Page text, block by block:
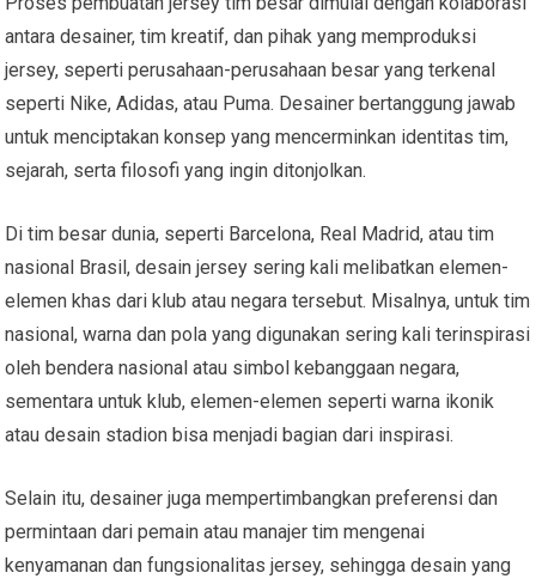
antara desainer, tim kreatif, dan pihak yang memproduksi
jersey, seperti perusahaan-perusahaan besar yang terkenal
seperti Nike, Adidas, atau Puma. Desainer bertanggung jawab
untuk menciptakan konsep yang mencerminkan identitas tim,
sejarah, serta filosofi yang ingin ditonjolkan.
Di tim besar dunia, seperti Barcelona, Real Madrid, atau tim
nasional Brasil, desain jersey sering kali melibatkan elemen-
elemen khas dari klub atau negara tersebut. Misalnya, untuk tim
nasional, warna dan pola yang digunakan sering kali terinspirasi
oleh bendera nasional atau simbol kebanggaan negara,
sementara untuk klub, elemen-elemen seperti warna ikonik
atau desain stadion bisa menjadi bagian dari inspirasi.
Selain itu, desainer juga mempertimbangkan preferensi dan
permintaan dari pemain atau manajer tim mengenai
kenyamanan dan fungsionalitas jersey, sehingga desain yang